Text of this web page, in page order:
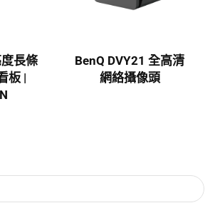
度長條
板 |
BenQ DVY21 全高清
網絡攝像頭